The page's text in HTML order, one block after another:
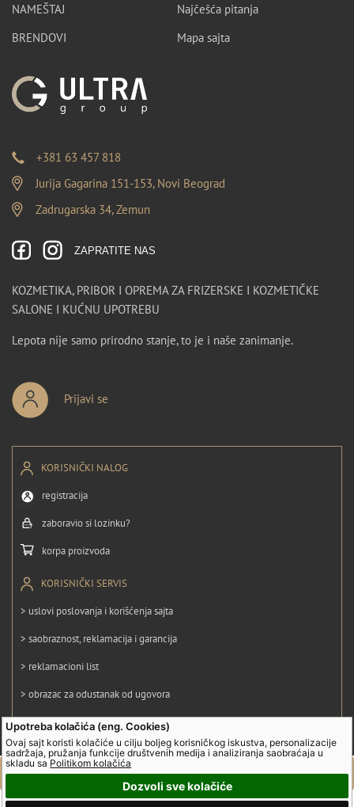
Upotreba kolačića (eng. Cookies)
Ovaj sajt koristi kolačiće u cilju boljeg korisničkog iskustva, personalizacije
sadržaja, pružanja funkcije društvenih medija i analiziranja saobraćaja u
skladu sa Politikom kolačića
Dozvoli sve kolačiće
NAMEŠTAJ
BRENDOVI
Najčešća pitanja
Mapa sajta
+381 63 457 818
Jurija Gagarina 151-153, Novi Beograd
Zadrugarska 34, Zemun
ZAPRATITE NAS
KOZMETIKA, PRIBOR I OPREMA ZA FRIZERSKE I KOZMETIČKE
SALONE I KUĆNU UPOTREBU
Lepota nije samo prirodno stanje, to je i naše zanimanje.
Prijavi se
KORISNIČKI NALOG
registracija
zaboravio si lozinku?
korpa proizvoda
KORISNIČKI SERVIS
> uslovi poslovanja i korišćenja sajta
> saobraznost, reklamacija i garancija
> reklamacioni list
> obrazac za odustanak od ugovora
> politika privatnosti
> politika kolačića